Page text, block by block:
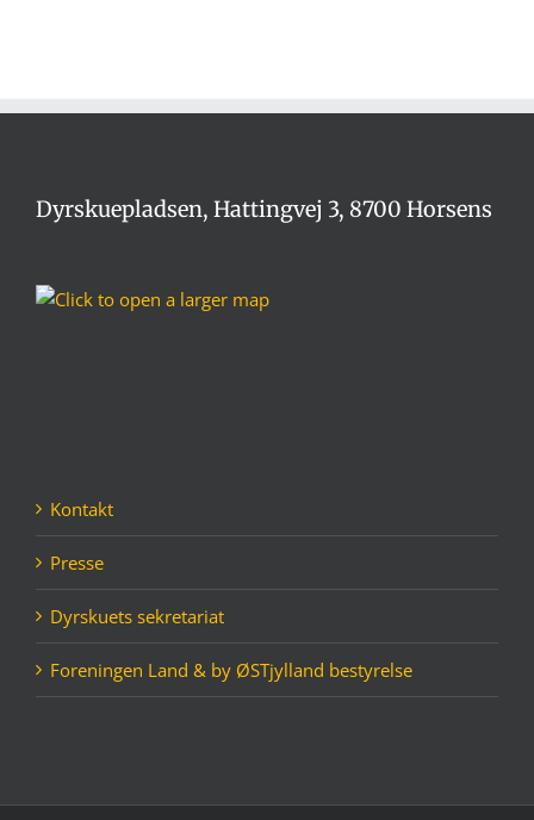
Dyrskuepladsen, Hattingvej 3, 8700 Horsens
Kontakt
Presse
Dyrskuets sekretariat
Foreningen Land & by ØSTjylland bestyrelse